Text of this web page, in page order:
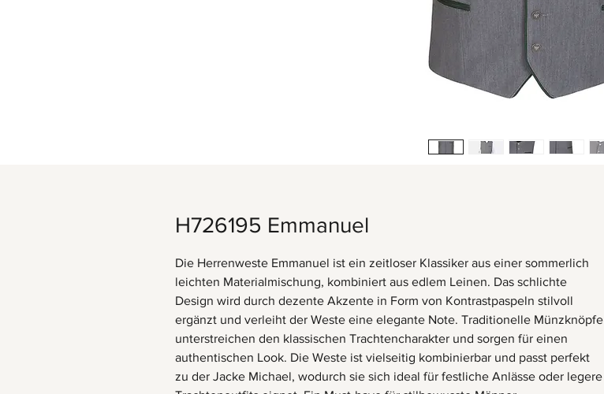
H726195 Emmanuel
Die Herrenweste Emmanuel ist ein zeitloser Klassiker aus einer sommerlich
leichten Materialmischung, kombiniert aus edlem Leinen. Das schlichte
Design wird durch dezente Akzente in Form von Kontrastpaspeln stilvoll
ergänzt und verleiht der Weste eine elegante Note. Traditionelle Münzknöpfe
unterstreichen den klassischen Trachtencharakter und sorgen für einen
authentischen Look. Die Weste ist vielseitig kombinierbar und passt perfekt
zu der Jacke Michael, wodurch sie sich ideal für festliche Anlässe oder legere